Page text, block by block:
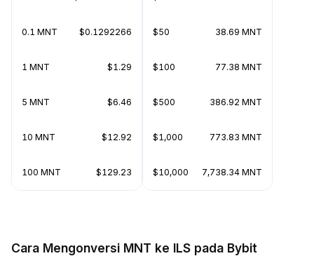
0.1 MNT $0.1292266
1 MNT $1.29
5 MNT $6.46
10 MNT $12.92
100 MNT $129.23
$50 38.69 MNT
$100 77.38 MNT
$500 386.92 MNT
$1,000 773.83 MNT
$10,000 7,738.34 MNT
Cara Mengonversi MNT ke ILS pada Bybit